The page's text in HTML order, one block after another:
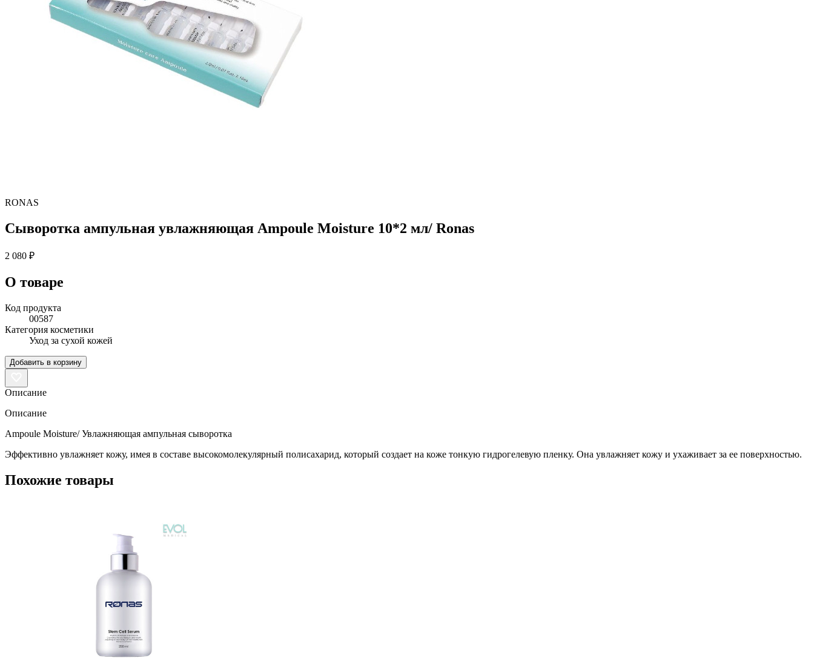
RONAS
Сыворотка ампульная увлажняющая Ampoule Moisture 10*2 мл/ Ronas
2 080 ₽
О товаре
Код продукта
00587
Категория косметики
Уход за сухой кожей
Добавить в корзину
Описание
Описание
Ampoule Moisture/ Увлажняющая ампульная сыворотка
Эффективно увлажняет кожу, имея в составе высокомолекулярный полисахарид, который создает на коже тонкую гидрогелевую пленку. Она увлажняет кожу и ухаживает за ее поверхностью.
Похожие товары